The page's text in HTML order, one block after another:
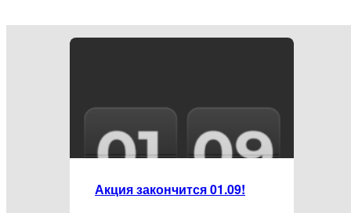
Акция закончится 01.09!